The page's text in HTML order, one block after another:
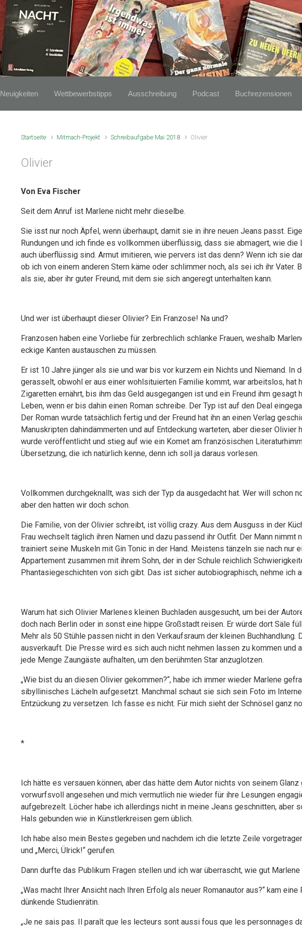
Neuigkeiten Wettbewerbstipps Ausschreibung Podcast Buchrezensionen
Startseite Mitmach-Projekt Schreibaufgabe Mai 2018 Olivier
Olivier
Von Eva Fischer
Seit dem Anruf ist Marlene nicht mehr dieselbe.
Sie isst nur noch Äpfel, wenn überhaupt, damit sie in ihre neuen Jeans passt.
Rundungen und ich finde es vollkommen überflüssig, dass sie abmagert, wie die
auch überflüssig sind. Armut imitieren, wie pervers ist das denn? Wenn ich sie
ob ich von einem anderen Stern käme oder schlimmer noch, als sei ich ihr Vater.
als sie, aber ihr guter Freund, mit dem sie sich angeregt unterhalten kann.
Und wer ist überhaupt dieser Olivier? Ein Franzose! Na und?
Franzosen haben eine Vorliebe für zerbrechlich schlanke Frauen, weshalb
eckige Kanten austauschen zu müssen.
Er ist 10 Jahre jünger als sie und war bis vor kurzem ein Nichts und Niemand. In
gerasselt, obwohl er aus einer wohlsituierten Familie kommt, war arbeitslos, hat
Zigaretten ernährt, bis ihm das Geld ausgegangen ist und ein Freund ihm gesagt
Leben, wenn er bis dahin einen Roman schreibe. Der Typ ist auf den Deal
Der Roman wurde tatsächlich fertig und der Freund hat ihn an einen Verlag
Manuskripten dahindämmerten und auf Entdeckung warteten, aber dieser Olivier
wurde veröffentlicht und stieg auf wie ein Komet am französischen
Übersetzung, die ich natürlich kenne, denn ich soll ja daraus vorlesen.
Vollkommen durchgeknallt, was sich der Typ da ausgedacht hat. Wer will schon
aber den hatten wir doch schon.
Die Familie, von der Olivier schreibt, ist völlig crazy. Aus dem Ausguss in der
Frau wechselt täglich ihren Namen und dazu passend ihr Outfit. Der Mann
trainiert seine Muskeln mit Gin Tonic in der Hand. Meistens tänzeln sie nach nur
Appartement zusammen mit ihrem Sohn, der in der Schule reichlich
Phantasiegeschichten von sich gibt. Das ist sicher autobiographisch, nehme ich
Warum hat sich Olivier Marlenes kleinen Buchladen ausgesucht, um bei der
doch nach Berlin oder in sonst eine hippe Großstadt reisen. Er würde dort Säle
Mehr als 50 Stühle passen nicht in den Verkaufsraum der kleinen
ausverkauft. Die Presse wird es sich auch nicht nehmen lassen zu kommen und
jede Menge Zaungäste aufhalten, um den berühmten Star anzuglotzen.
„Wie bist du an diesen Olivier gekommen?“, habe ich immer wieder Marlene
sibyllinisches Lächeln aufgesetzt. Manchmal schaut sie sich sein Foto im
Entzückung zu versetzen. Ich fasse es nicht. Für mich sieht der Schnösel ganz
*
Ich hätte es versauen können, aber das hätte dem Autor nichts von seinem
vorwurfsvoll angesehen und mich vermutlich nie wieder für ihre Lesungen
aufgebrezelt. Löcher habe ich allerdings nicht in meine Jeans geschnitten, aber
Hals gebunden wie in Künstlerkreisen gern üblich.
Ich habe also mein Bestes gegeben und nachdem ich die letzte Zeile
und „Merci, Ülrick!“ gerufen.
Dann durfte das Publikum Fragen stellen und ich war überrascht, wie gut
„Was macht Ihrer Ansicht nach Ihren Erfolg als neuer Romanautor aus?“ kam
dünkende Studienrätin.
„Je ne sais pas. Il paraît que les lecteurs sont aussi fous que les personnages